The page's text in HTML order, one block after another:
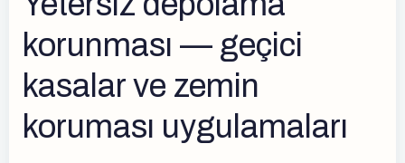
korunması — geçici
kasalar ve zemin
koruması uygulamaları